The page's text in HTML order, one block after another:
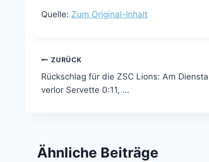
Quelle: Zum Original-Inhalt
Beitragsnavigation
ZURÜCK
Rückschlag für die ZSC Lions: Am
verlor Servette 0:11, …
Ähnliche Beiträge